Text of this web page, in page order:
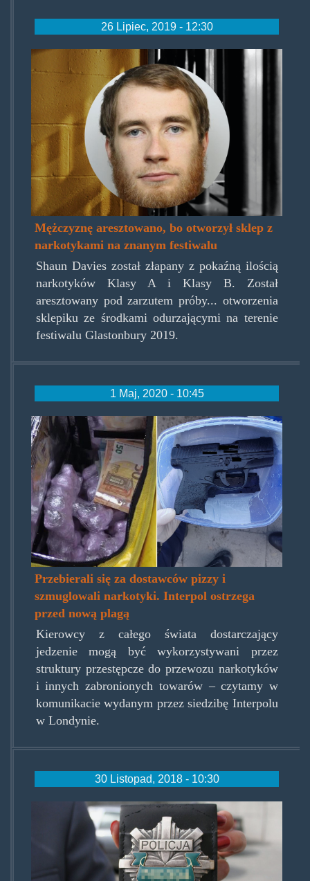
26 Lipiec, 2019 - 12:30
shaun_davis.jpg
Mężczyznę aresztowano, bo otworzył sklep z
narkotykami na znanym festiwalu
Shaun Davies został złapany z pokaźną ilością
narkotyków Klasy A i Klasy B. Został
aresztowany pod zarzutem próby... otworzenia
sklepiku ze środkami odurzającymi na terenie
festiwalu Glastonbury 2019.
1 Maj, 2020 - 10:45
pizzadrugs.jpg
Przebierali się za dostawców pizzy i
szmuglowali narkotyki. Interpol ostrzega
przed nową plagą
Kierowcy z całego świata dostarczający
jedzenie mogą być wykorzystywani przez
struktury przestępcze do przewozu narkotyków
i innych zabronionych towarów – czytamy w
komunikacie wydanym przez siedzibę Interpolu
w Londynie.
30 Listopad, 2018 - 10:30
blacha.jpg